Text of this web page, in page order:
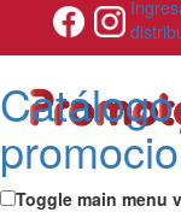
Toggle main menu